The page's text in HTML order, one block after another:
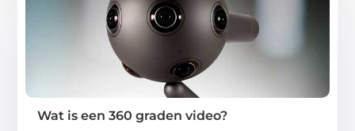
Wat is een 360 graden video?